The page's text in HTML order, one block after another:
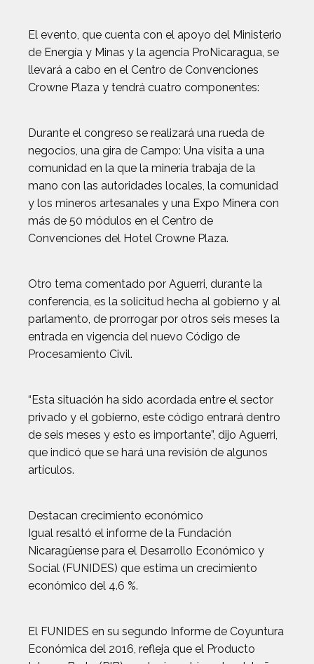
El evento, que cuenta con el apoyo del Ministerio
de Energía y Minas y la agencia ProNicaragua, se
llevará a cabo en el Centro de Convenciones
Crowne Plaza y tendrá cuatro componentes:
Durante el congreso se realizará una rueda de
negocios, una gira de Campo: Una visita a una
comunidad en la que la minería trabaja de la
mano con las autoridades locales, la comunidad
y los mineros artesanales y una Expo Minera con
más de 50 módulos en el Centro de
Convenciones del Hotel Crowne Plaza.
Otro tema comentado por Aguerri, durante la
conferencia, es la solicitud hecha al gobierno y al
parlamento, de prorrogar por otros seis meses la
entrada en vigencia del nuevo Código de
Procesamiento Civil.
“Esta situación ha sido acordada entre el sector
privado y el gobierno, este código entrará dentro
de seis meses y esto es importante”, dijo Aguerri,
que indicó que se hará una revisión de algunos
artículos.
Destacan crecimiento económico
Igual resaltó el informe de la Fundación
Nicaragüense para el Desarrollo Económico y
Social (FUNIDES) que estima un crecimiento
económico del 4.6 %.
El FUNIDES en su segundo Informe de Coyuntura
Económica del 2016, refleja que el Producto